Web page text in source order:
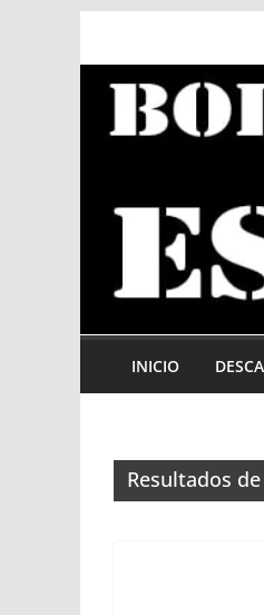
contenido
INICIO
Resultados